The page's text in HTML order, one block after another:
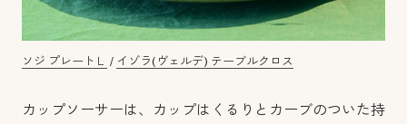
ソジ プレートＬ / イゾラ(ヴェルデ) テーブルクロス
カップソーサーは、カップはくるりとカーブのついた持